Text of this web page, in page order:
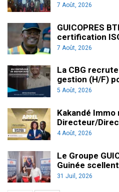
7 Août, 2026
GUICOPRES
certification
7 Août, 2026
La CBG
gestion (H/F)
5 Août, 2026
Kakandé
Directeur/
4 Août, 2026
Le Groupe
Guinée
31 Juil, 2026